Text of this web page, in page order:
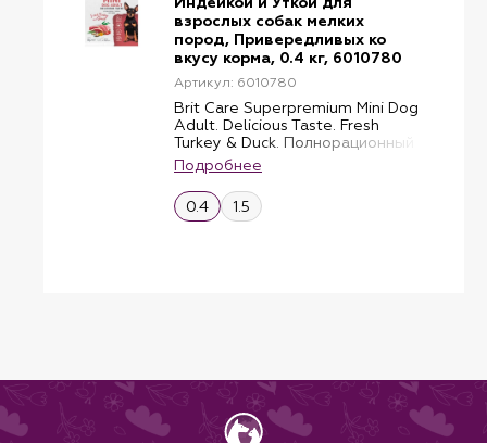
взрослых собак мелких
пород, Привередливых ко
вкусу корма, 0.4 кг, 6010780
Артикул: 6010780
Brit Care Superpremium Mini Dog
Adult. Delicious Taste. Fresh
Turkey & Duck. Полнорационный
сухой корм суперпремиум-
класса со свежей индейкой и
уткой для взрослых собак мини-
пород (до 10 кг),
Подробнее
0.4 1.5